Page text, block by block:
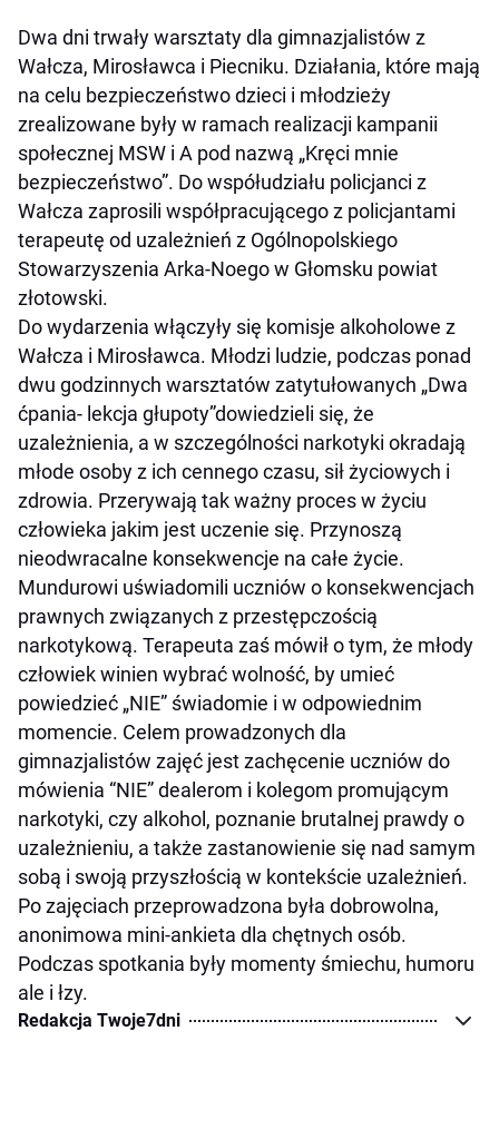
Dwa dni trwały warsztaty dla gimnazjalistów z
Wałcza, Mirosławca i Piecniku. Działania, które mają
na celu bezpieczeństwo dzieci i młodzieży
zrealizowane były w ramach realizacji kampanii
społecznej MSW i A pod nazwą „Kręci mnie
bezpieczeństwo”. Do współudziału policjanci z
Wałcza zaprosili współpracującego z policjantami
terapeutę od uzależnień z Ogólnopolskiego
Stowarzyszenia Arka-Noego w Głomsku powiat
złotowski.
Do wydarzenia włączyły się komisje alkoholowe z
Wałcza i Mirosławca. Młodzi ludzie, podczas ponad
dwu godzinnych warsztatów zatytułowanych „Dwa
ćpania- lekcja głupoty”dowiedzieli się, że
uzależnienia, a w szczególności narkotyki okradają
młode osoby z ich cennego czasu, sił życiowych i
zdrowia. Przerywają tak ważny proces w życiu
człowieka jakim jest uczenie się. Przynoszą
nieodwracalne konsekwencje na całe życie.
Mundurowi uświadomili uczniów o konsekwencjach
prawnych związanych z przestępczością
narkotykową. Terapeuta zaś mówił o tym, że młody
człowiek winien wybrać wolność, by umieć
powiedzieć „NIE” świadomie i w odpowiednim
momencie. Celem prowadzonych dla
gimnazjalistów zajęć jest zachęcenie uczniów do
mówienia “NIE” dealerom i kolegom promującym
narkotyki, czy alkohol, poznanie brutalnej prawdy o
uzależnieniu, a także zastanowienie się nad samym
sobą i swoją przyszłością w kontekście uzależnień.
Po zajęciach przeprowadzona była dobrowolna,
anonimowa mini-ankieta dla chętnych osób.
Podczas spotkania były momenty śmiechu, humoru
ale i łzy.
Redakcja Twoje7dni